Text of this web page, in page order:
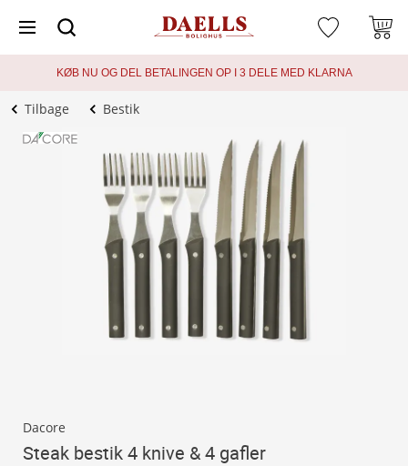
KØB NU OG DEL BETALINGEN OP I 3 DELE MED KLARNA
Tilbage Bestik
Dacore
Steak bestik 4 knive & 4 gafler